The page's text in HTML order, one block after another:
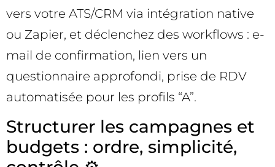
vers votre ATS/CRM via intégration native
ou Zapier, et déclenchez des workflows : e-
mail de confirmation, lien vers un
questionnaire approfondi, prise de RDV
automatisée pour les profils “A”.
Structurer les campagnes et
budgets : ordre, simplicité,